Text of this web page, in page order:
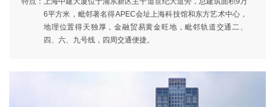
6平方米，毗邻著名得APEC会址上海科技馆和东方艺术中心，
地理位置得天独厚，金融贸易黄金旺地，毗邻轨道交通二、
四、六、九号线，四周交通便捷。